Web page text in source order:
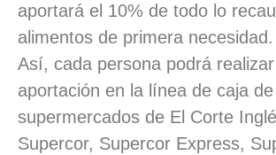
aportará el 10% de todo lo
alimentos de primera necesidad.
Así, cada persona podrá
aportación en la línea de caja
supermercados de El Corte
Supercor, Supercor Express,